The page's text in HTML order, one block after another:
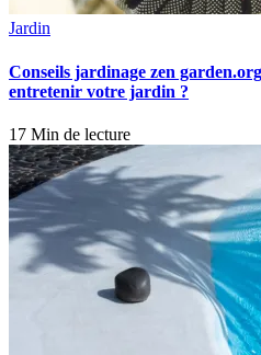
Jardin
Conseils jardinage zen
entretenir votre jardin ?
17 Min de lecture